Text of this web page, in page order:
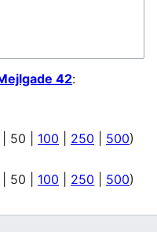
42:
50 100 250 500)
50 100 250 500)